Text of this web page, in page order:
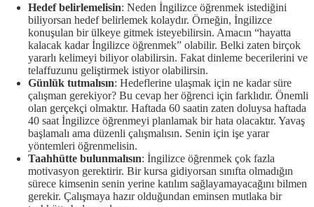
Hedef belirlemelisin: Neden İngilizce öğrenmek istediğini
biliyorsan hedef belirlemek kolaydır. Örneğin, İngilizce
konuşulan bir ülkeye gitmek isteyebilirsin. Amacın “hayatta
kalacak kadar İngilizce öğrenmek” olabilir. Belki zaten birçok
yararlı kelimeyi biliyor olabilirsin. Fakat dinleme becerilerini ve
telaffuzunu geliştirmek istiyor olabilirsin.
Günlük tutmalısın: Hedeflerine ulaşmak için ne kadar süre
çalışman gerekiyor? Bu cevap her öğrenci için farklıdır. Önemli
olan gerçekçi olmaktır. Haftada 60 saatin zaten doluysa haftada
40 saat İngilizce öğrenmeyi planlamak bir hata olacaktır. Yavaş
başlamalı ama düzenli çalışmalısın. Senin için işe yarar
yöntemleri öğrenmelisin.
Taahhütte bulunmalısın: İngilizce öğrenmek çok fazla
motivasyon gerektirir. Bir kursa gidiyorsan sınıfta olmadığın
sürece kimsenin senin yerine katılım sağlayamayacağını bilmen
gerekir. Çalışmaya hazır olduğundan eminsen mutlaka bir